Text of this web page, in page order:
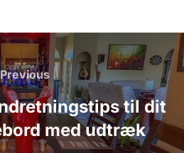
Previous
Previous
til dit
med udtræk